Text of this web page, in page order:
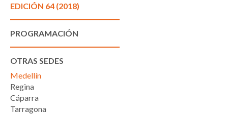
EDICIÓN 64 (2018)
PROGRAMACIÓN
OTRAS SEDES
Medellín
Regina
Cáparra
Tarragona